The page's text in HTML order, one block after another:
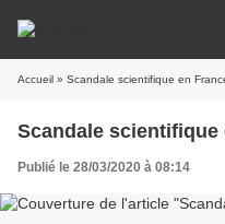
Accueil » Scandale scientifique en
Scandale scientifique
Publié le 28/03/2020 à 08:14